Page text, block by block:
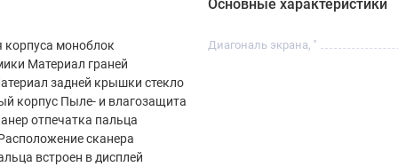
сценариев.
снимки.
корпуса моноблок
Материал граней
задней крышки стекло
корпус Пыле- и влагозащита
отпечатка пальца
сканера
встроен в дисплей
Основные характеристики
Диагональ экрана, ''